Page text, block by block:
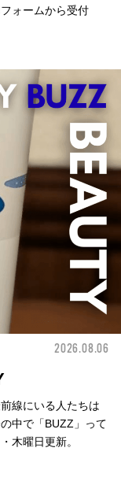
ォームから受付
2026.08.06
線にいる人たちは
中で「BUZZ」って
木曜日更新。